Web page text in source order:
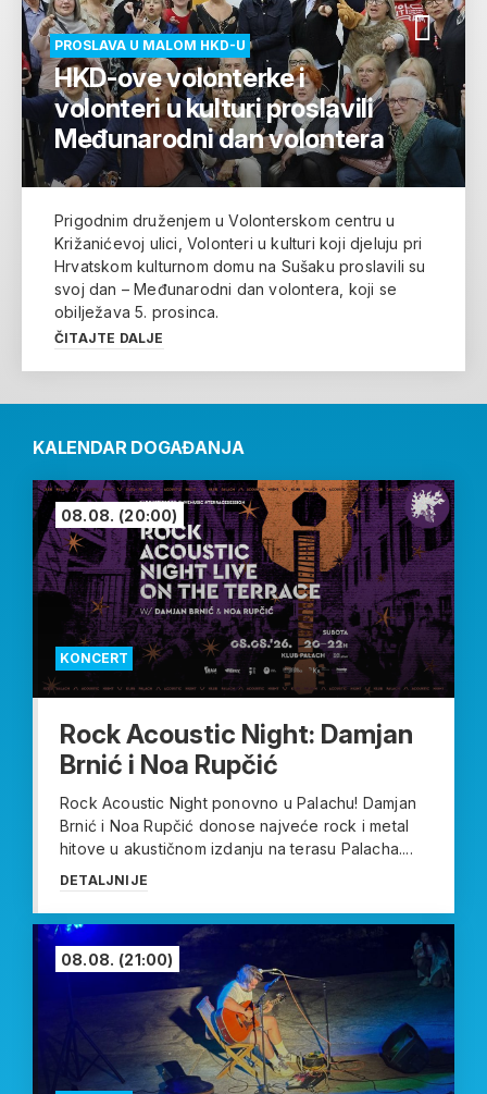
PROSLAVA U MALOM HKD-U
HKD-ove volonterke i
volonteri u kulturi proslavili
Međunarodni dan volontera
Prigodnim druženjem u Volonterskom centru u
Križanićevoj ulici, Volonteri u kulturi koji djeluju pri
Hrvatskom kulturnom domu na Sušaku proslavili su
svoj dan – Međunarodni dan volontera, koji se
obilježava 5. prosinca.
ČITAJTE DALJE
KALENDAR DOGAĐANJA
KONCERT
08.08. (20:00)
Rock Acoustic Night: Damjan
Brnić i Noa Rupčić
Rock Acoustic Night ponovno u Palachu! Damjan
Brnić i Noa Rupčić donose najveće rock i metal
hitove u akustičnom izdanju na terasu Palacha....
DETALJNIJE
08.08. (21:00)